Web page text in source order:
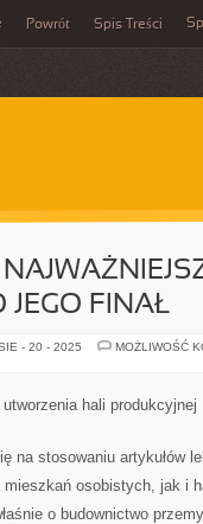
Powrót Spis Treści
JEGO FINAŁ
- 20 - 2025
MOŻLIWOŚĆ
hali produkcyjnej
na stosowaniu artykułów
osobistych, jak i
o budownictwo